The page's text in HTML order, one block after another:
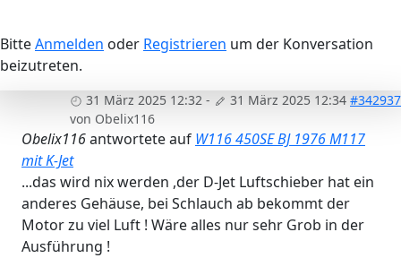
BitteAnmelden oder Registrieren um der Konversation
beizutreten.
31 März 2025 12:32 - 31 März 2025 12:34 #342937
von Obelix116
Obelix116antwortete auf W116 450SE BJ 1976 M117
mit K-Jet
...das wird nix werden ,der D-Jet Luftschieber hat ein
anderes Gehäuse, bei Schlauch ab bekommt der
Motor zu viel Luft ! Wäre alles nur sehr Grob in der
Ausführung !